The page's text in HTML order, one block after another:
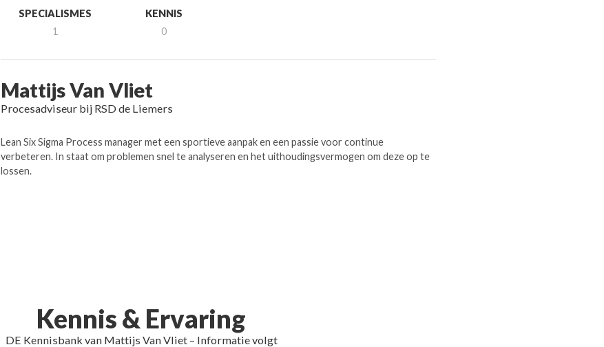
SPECIALISMES
1
KENNIS
0
Mattijs Van Vliet
Procesadviseur bij RSD de Liemers
Lean Six Sigma Process manager met een sportieve aanpak en een passie voor continue
verbeteren. In staat om problemen snel te analyseren en het uithoudingsvermogen om deze op te
lossen.
Kennis & Ervaring
DE Kennisbank van Mattijs Van Vliet – Informatie volgt